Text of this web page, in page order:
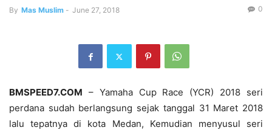
By Mas Muslim - June 27, 2018 0
BMSPEED7.COM – Yamaha Cup Race (YCR) 2018 seri
perdana sudah berlangsung sejak tanggal 31 Maret 2018
lalu tepatnya di kota Medan, Kemudian menyusul seri